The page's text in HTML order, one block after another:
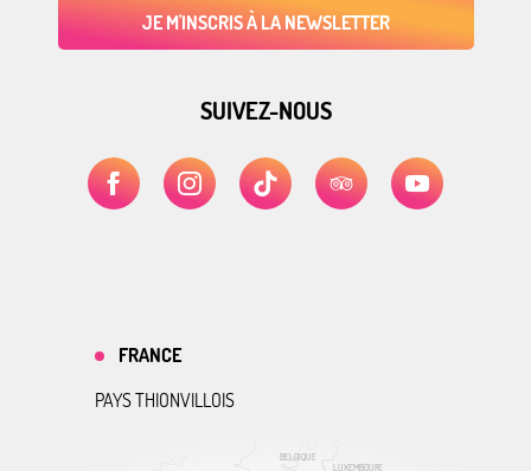
JE M'INSCRIS À LA NEWSLETTER
SUIVEZ-NOUS
BELGIQUE
LUXEMBOURG
FRANCE
PAYS THIONVILLOIS